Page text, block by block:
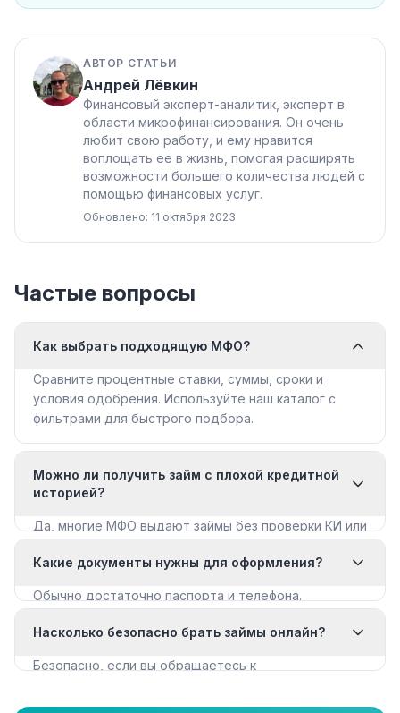
АВТОР СТАТЬИ
Андрей Лёвкин
Финансовый эксперт-аналитик, эксперт в
области микрофинансирования. Он очень
любит свою работу, и ему нравится
воплощать ее в жизнь, помогая расширять
возможности большего количества людей с
помощью финансовых услуг.
Обновлено: 11 октября 2023
Частые вопросы
Как выбрать подходящую МФО?
Сравните процентные ставки, суммы, сроки и
условия одобрения. Используйте наш каталог с
фильтрами для быстрого подбора.
Можно ли получить займ с плохой кредитной
историей?
Да, многие МФО выдают займы без проверки КИ или
с плохой КИ».
Какие документы нужны для оформления?
Обычно достаточно паспорта и телефона.
документы для крупных сумм.
Насколько безопасно брать займы онлайн?
Безопасно, если вы обращаетесь к
организации в нашем каталоге имеют лицензию.